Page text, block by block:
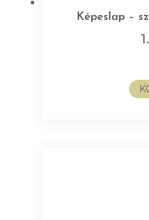
Képeslap –